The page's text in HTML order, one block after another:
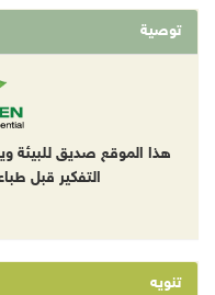
توصية
هذا الموقع صديق للبيئة
التفكير قبل
تنويه